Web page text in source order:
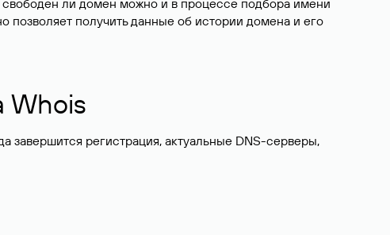
свободен ли домен можно и в процессе подбора имени
получить данные об истории домена и его
Whois
завершится регистрация, актуальные DNS-серверы,